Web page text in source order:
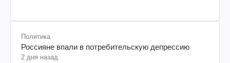
Политика
Россияне впали в потребительскую депрессию
2 дня назад